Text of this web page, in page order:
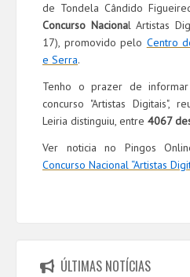
de Tondela Cândido
Concurso Nacional Artistas
17), promovido pelo Centro
e Serra.
Tenho o prazer de
concurso "Artistas Digitais",
Leiria distinguiu, entre 4067
Ver noticia no Pingos
Concurso Nacional “Artistas
ÚLTIMAS NOTÍCIAS